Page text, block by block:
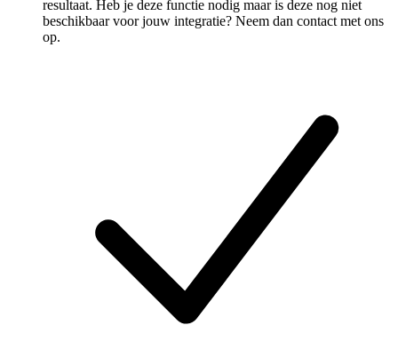
resultaat. Heb je deze functie nodig maar is deze nog niet
beschikbaar voor jouw integratie? Neem dan contact met ons
op.